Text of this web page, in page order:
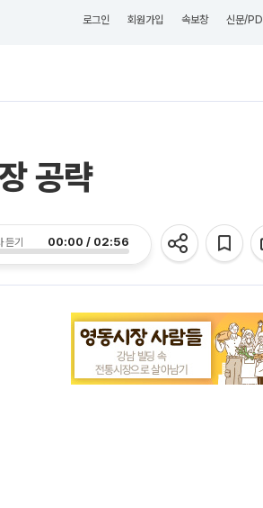
로그인 회원가입 속보창 신문/
공략
듣기 00:00 / 02:56